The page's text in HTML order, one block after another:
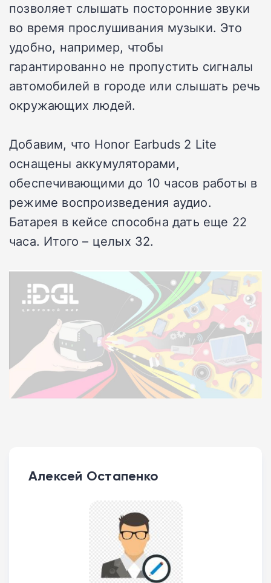
позволяет слышать посторонние звуки
во время прослушивания музыки. Это
удобно, например, чтобы
гарантированно не пропустить сигналы
автомобилей в городе или слышать речь
окружающих людей.
Добавим, что Honor Earbuds 2 Lite
оснащены аккумуляторами,
обеспечивающими до 10 часов работы в
режиме воспроизведения аудио.
Батарея в кейсе способна дать еще 22
часа. Итого – целых 32.
Алексей Остапенко